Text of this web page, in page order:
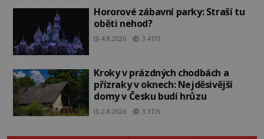
Hororové zábavní parky: Straší tu
oběti nehod?
4.8.2026 3.4TIS
Kroky v prázdných chodbách a
přízraky v oknech: Nejděsivější
domy v Česku budí hrůzu
2.8.2026 3.3TIS